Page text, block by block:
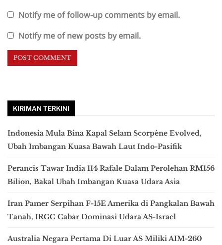
Notify me of follow-up comments by email.
Notify me of new posts by email.
KIRIMAN TERKINI
Indonesia Mula Bina Kapal Selam Scorpène Evolved,
Ubah Imbangan Kuasa Bawah Laut Indo-Pasifik
Perancis Tawar India 114 Rafale Dalam Perolehan RM156
Bilion, Bakal Ubah Imbangan Kuasa Udara Asia
Iran Pamer Serpihan F-15E Amerika di Pangkalan Bawah
Tanah, IRGC Cabar Dominasi Udara AS-Israel
Australia Negara Pertama Di Luar AS Miliki AIM-260